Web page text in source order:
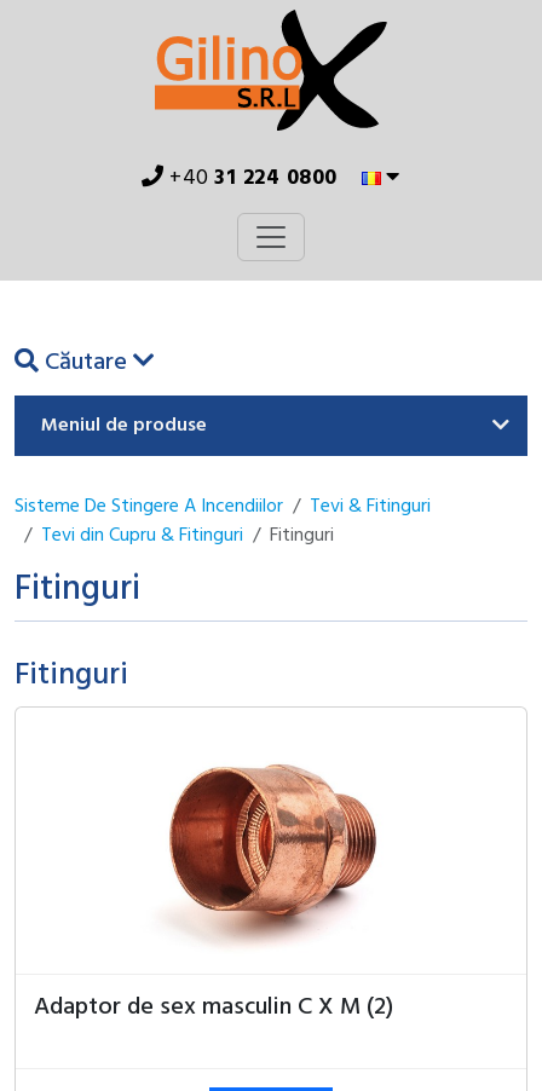
+4031 224 0800
Căutare
Meniul de produse
Sisteme De Stingere A Incendiilor
Tevi & Fitinguri
Tevi din Cupru & Fitinguri
Fitinguri
Fitinguri
Fitinguri
Adaptor de sex masculin C X M (2)